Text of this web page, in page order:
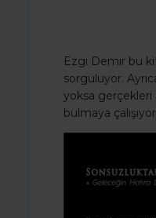
Ezgi Demir bu
sorguluyor.
yoksa gerçekleri
bulmaya